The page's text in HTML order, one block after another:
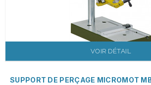
VOIR DÉTAIL
SUPPORT DE PERÇAGE MICROMOT